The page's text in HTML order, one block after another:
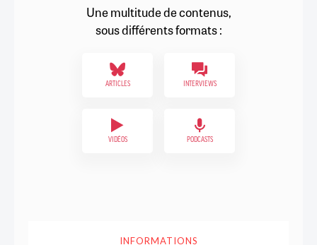
Une multitude de contenus,
sous différents formats :
ARTICLES INTERVIEWS
VIDÉOS PODCASTS